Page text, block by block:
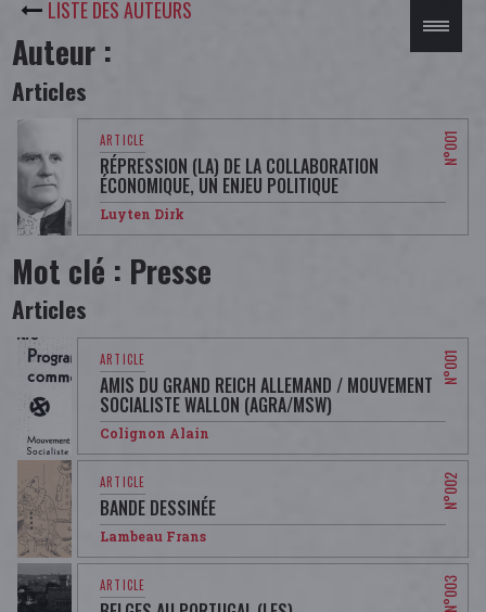
LISTE DES AUTEURS
Auteur :
Articles
RÉPRESSION (LA) DE LA COLLABORATION
ÉCONOMIQUE, UN ENJEU POLITIQUE
Luyten Dirk
Mot clé : Presse
Articles
AMIS DU GRAND REICH ALLEMAND / MOUVEMENT
SOCIALISTE WALLON (AGRA/MSW)
Colignon Alain
BANDE DESSINÉE
Lambeau Frans